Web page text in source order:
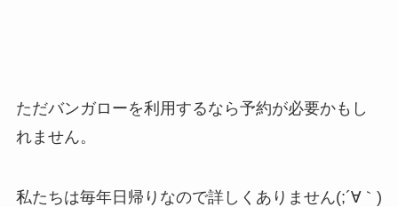
ただバンガローを利用するなら予約が必要かもし
れません。
私たちは毎年日帰りなので詳しくありません(;´∀｀)